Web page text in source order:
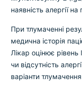
наявність алергії
При тлумаченні
медична історія
Лікар оцінює рівень
чи відсутність
варіанти тлумачення